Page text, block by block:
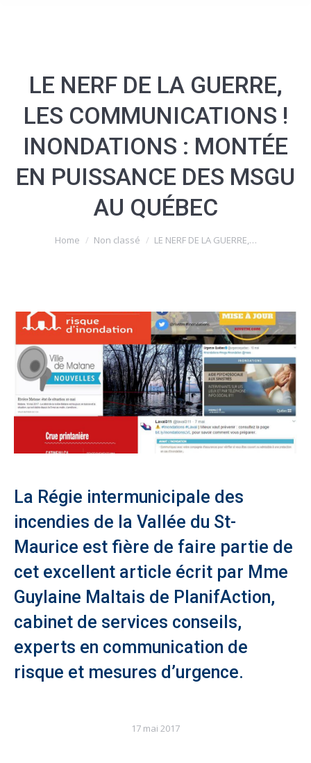
LE NERF DE LA GUERRE,
LES COMMUNICATIONS !
INONDATIONS : MONTÉE
EN PUISSANCE DES MSGU
AU QUÉBEC
You are here:
Home Non classé LE NERF DE LA GUERRE,…
La Régie intermunicipale des
incendies de la Vallée du St-
Maurice est fière de faire partie de
cet excellent article écrit par Mme
Guylaine Maltais de PlanifAction,
cabinet de services conseils,
experts en communication de
risque et mesures d’urgence.
17 mai 2017